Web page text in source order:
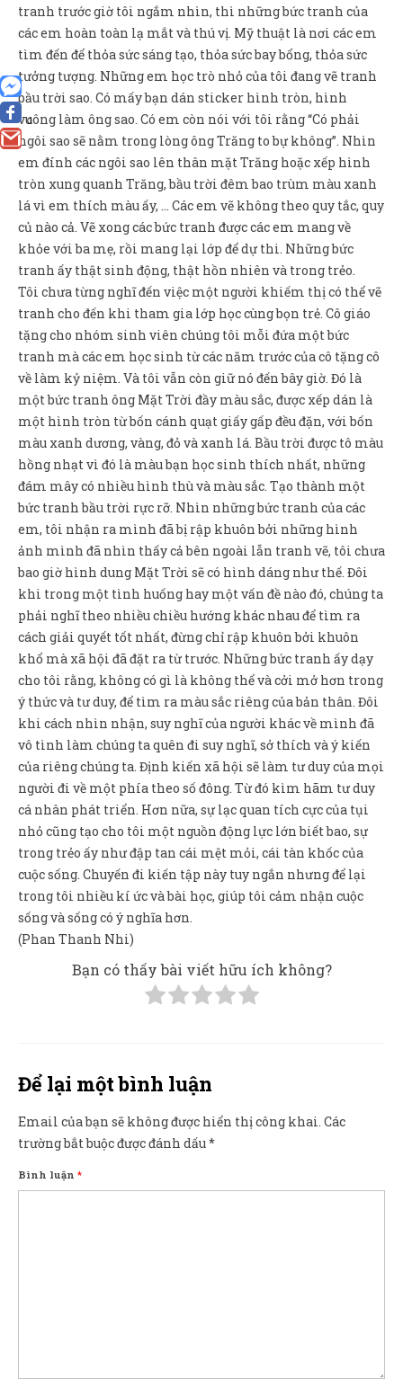
0
tranh trước giờ tôi ngắm nhìn, thì những bức tranh của
các em hoàn toàn lạ mắt và thú vị. Mỹ thuật là nơi các em
tìm đến để thỏa sức sáng tạo, thỏa sức bay bổng, thỏa sức
tưởng tượng. Những em học trò nhỏ của tôi đang vẽ tranh
bầu trời sao. Có mấy bạn dán sticker hình tròn, hình
vuông làm ông sao. Có em còn nói với tôi rằng “Có phải
ngôi sao sẽ nằm trong lòng ông Trăng to bự không”. Nhìn
em đính các ngôi sao lên thân mặt Trăng hoặc xếp hình
tròn xung quanh Trăng, bầu trời đêm bao trùm màu xanh
lá vì em thích màu ấy, … Các em vẽ không theo quy tắc, quy
củ nào cả. Vẽ xong các bức tranh được các em mang về
khỏe với ba mẹ, rồi mang lại lớp để dự thi. Những bức
tranh ấy thật sinh động, thật hồn nhiên và trong trẻo.
Tôi chưa từng nghĩ đến việc một người khiếm thị có thể vẽ
tranh cho đến khi tham gia lớp học cùng bọn trẻ. Cô giáo
tặng cho nhóm sinh viên chúng tôi mỗi đứa một bức
tranh mà các em học sinh từ các năm trước của cô tặng cô
về làm kỷ niệm. Và tôi vẫn còn giữ nó đến bây giờ. Đó là
một bức tranh ông Mặt Trời đầy màu sắc, được xếp dán là
một hình tròn từ bốn cánh quạt giấy gấp đều đặn, với bốn
màu xanh dương, vàng, đỏ và xanh lá. Bầu trời được tô màu
hồng nhạt vì đó là màu bạn học sinh thích nhất, những
đám mây có nhiều hình thù và màu sắc. Tạo thành một
bức tranh bầu trời rực rỡ. Nhìn những bức tranh của các
em, tôi nhận ra mình đã bị rập khuôn bởi những hình
ảnh mình đã nhìn thấy cả bên ngoài lẫn tranh vẽ, tôi chưa
bao giờ hình dung Mặt Trời sẽ có hình dáng như thế. Đôi
khi trong một tình huống hay một vấn đề nào đó, chúng ta
phải nghĩ theo nhiều chiều hướng khác nhau để tìm ra
cách giải quyết tốt nhất, đừng chỉ rập khuôn bởi khuôn
khổ mà xã hội đã đặt ra từ trước. Những bức tranh ấy dạy
cho tôi rằng, không có gì là không thể và cởi mở hơn trong
ý thức và tư duy, để tìm ra màu sắc riêng của bản thân. Đôi
khi cách nhìn nhận, suy nghĩ của người khác về mình đã
vô tình làm chúng ta quên đi suy nghĩ, sở thích và ý kiến
của riêng chúng ta. Định kiến xã hội sẽ làm tư duy của mọi
người đi về một phía theo số đông. Từ đó kìm hãm tư duy
cá nhân phát triển. Hơn nữa, sự lạc quan tích cực của tụi
nhỏ cũng tạo cho tôi một nguồn động lực lớn biết bao, sự
trong trẻo ấy như đập tan cái mệt mỏi, cái tàn khốc của
cuộc sống. Chuyến đi kiến tập này tuy ngắn nhưng để lại
trong tôi nhiều kí ức và bài học, giúp tôi cảm nhận cuộc
sống và sống có ý nghĩa hơn.
(Phan Thanh Nhi)
Bạn có thấy bài viết hữu ích không?
Để lại một bình luận
Email của bạn sẽ không được hiển thị công khai. Các
trường bắt buộc được đánh dấu*
Bình luận *